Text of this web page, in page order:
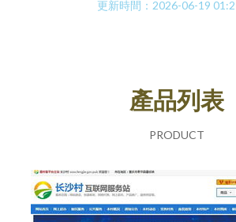
更新時間：2026-06-19
產品列表
PRODUCT